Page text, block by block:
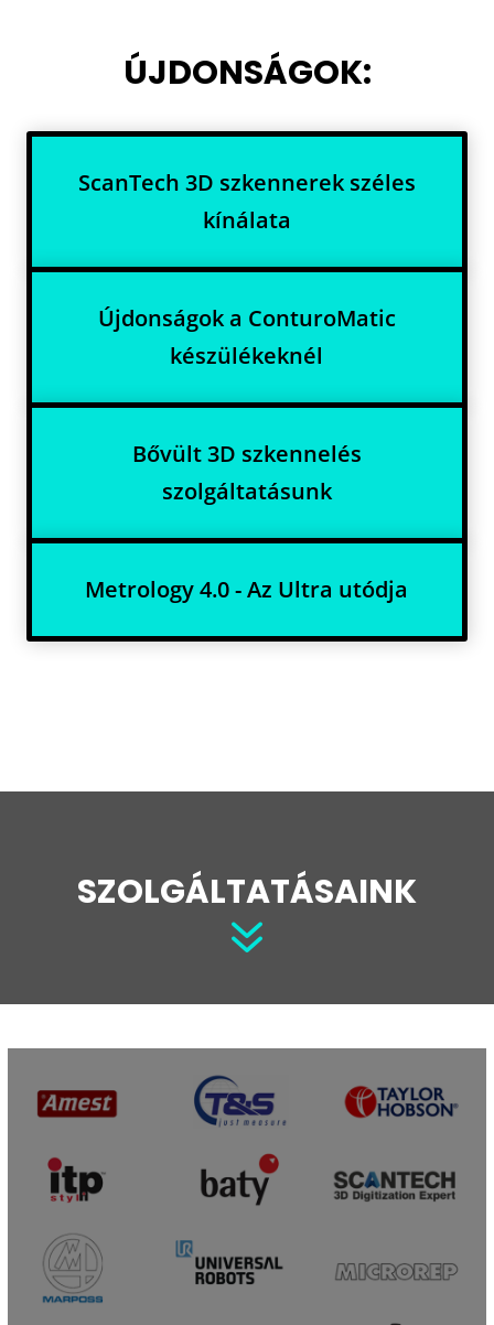
ÚJDONSÁGOK:
ScanTech 3D szkennerek széles
kínálata
Újdonságok a ConturoMatic
készülékeknél
Bővült 3D szkennelés
szolgáltatásunk
Metrology 4.0 - Az Ultra utódja
SZOLGÁLTATÁSAINK
7